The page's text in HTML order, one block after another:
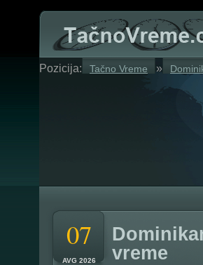
Pozicija: Tačno Vreme »
07
AVG 2026
vreme